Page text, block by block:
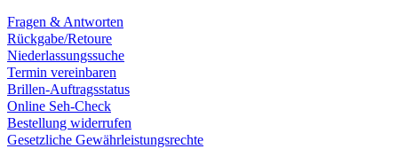
Fragen & Antworten
Rückgabe/Retoure
Niederlassungssuche
Termin vereinbaren
Brillen-Auftragsstatus
Online Seh-Check
Bestellung widerrufen
Gesetzliche Gewährleistungsrechte